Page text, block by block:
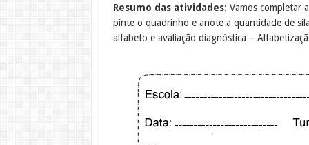
Resumo das atividades: Vamos completar
pinte o quadrinho e anote a quantidade de
alfabeto e avaliação diagnóstica –